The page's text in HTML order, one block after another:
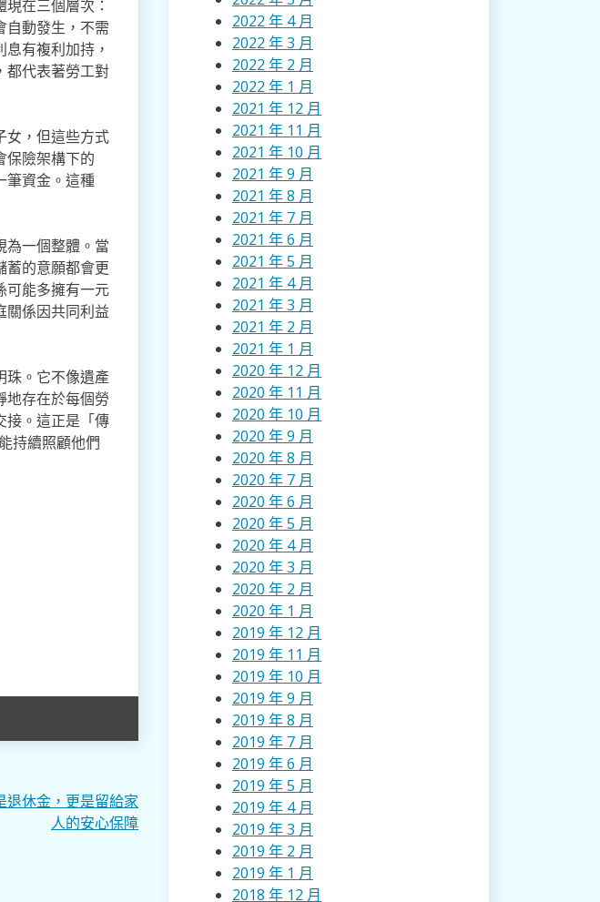
在三個層次：
自動發生，不需
有複利加持，
都代表著勞工對
女，但這些方式
保險架構下的
筆資金。這種
為一個整體。當
蓄的意願都會更
可能多擁有一元
關係因共同利益
珠。它不像遺產
地存在於每個勞
接。這正是「傳
持續照顧他們
退休金，更是留給家
人的安心保障
2022 年 4 月
2022 年 3 月
2022 年 2 月
2022 年 1 月
2021 年 12 月
2021 年 11 月
2021 年 10 月
2021 年 9 月
2021 年 8 月
2021 年 7 月
2021 年 6 月
2021 年 5 月
2021 年 4 月
2021 年 3 月
2021 年 2 月
2021 年 1 月
2020 年 12 月
2020 年 11 月
2020 年 10 月
2020 年 9 月
2020 年 8 月
2020 年 7 月
2020 年 6 月
2020 年 5 月
2020 年 4 月
2020 年 3 月
2020 年 2 月
2020 年 1 月
2019 年 12 月
2019 年 11 月
2019 年 10 月
2019 年 9 月
2019 年 8 月
2019 年 7 月
2019 年 6 月
2019 年 5 月
2019 年 4 月
2019 年 3 月
2019 年 2 月
2019 年 1 月
2018 年 12 月